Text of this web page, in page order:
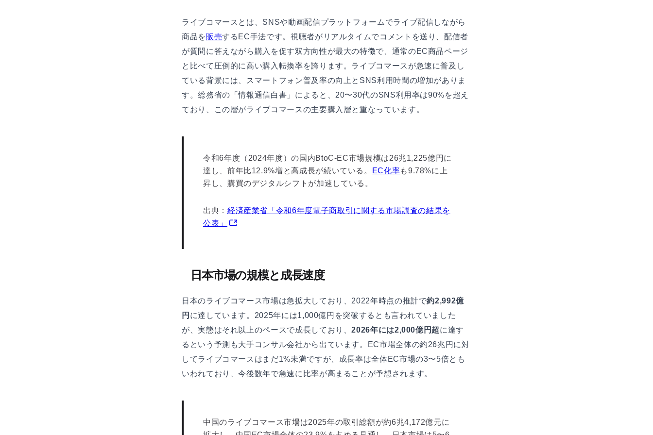
ライブコマースとは、SNSや動画配信プラットフォームでライブ配信しながら
商品を販売するEC手法です。視聴者がリアルタイムでコメントを送り、配信者
が質問に答えながら購入を促す双方向性が最大の特徴で、通常のEC商品ページ
と比べて圧倒的に高い購入転換率を誇ります。ライブコマースが急速に普及し
ている背景には、スマートフォン普及率の向上とSNS利用時間の増加がありま
す。総務省の「情報通信白書」によると、20〜30代のSNS利用率は90%を超え
ており、この層がライブコマースの主要購入層と重なっています。
令和6年度（2024年度）の国内BtoC-EC市場規模は26兆1,225億円に
達し、前年比12.9%増と高成長が続いている。
EC化率も9.78%に上
昇し、購買のデジタルシフトが加速している。
出典： 経済産業省「令和6年度電子商取引に関する市場調査の結果を
公表」
日本市場の規模と成長速度
日本のライブコマース市場は急拡大しており、2022年時点の推計で約2,992億
円 に達しています。2025年には1,000億円を突破するとも言われていました
が、実態はそれ以上のペースで成長しており、2026年には2,000億円超に達す
るという予測も大手コンサル会社から出ています。EC市場全体の約26兆円に対
してライブコマースはまだ1%未満ですが、成長率は全体EC市場の3〜5倍とも
いわれており、今後数年で急速に比率が高まることが予想されます。
中国のライブコマース市場は2025年の取引総額が約6兆4,172億元に